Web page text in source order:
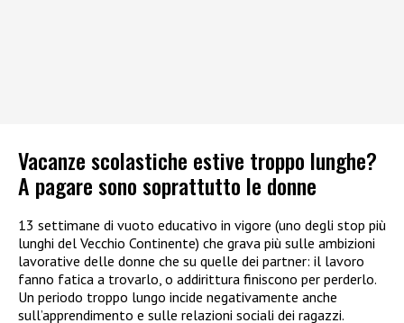
Vacanze scolastiche estive troppo lunghe?
A pagare sono soprattutto le donne
13 settimane di vuoto educativo in vigore (uno degli stop più
lunghi del Vecchio Continente) che grava più sulle ambizioni
lavorative delle donne che su quelle dei partner: il lavoro
fanno fatica a trovarlo, o addirittura finiscono per perderlo.
Un periodo troppo lungo incide negativamente anche
sull’apprendimento e sulle relazioni sociali dei ragazzi.